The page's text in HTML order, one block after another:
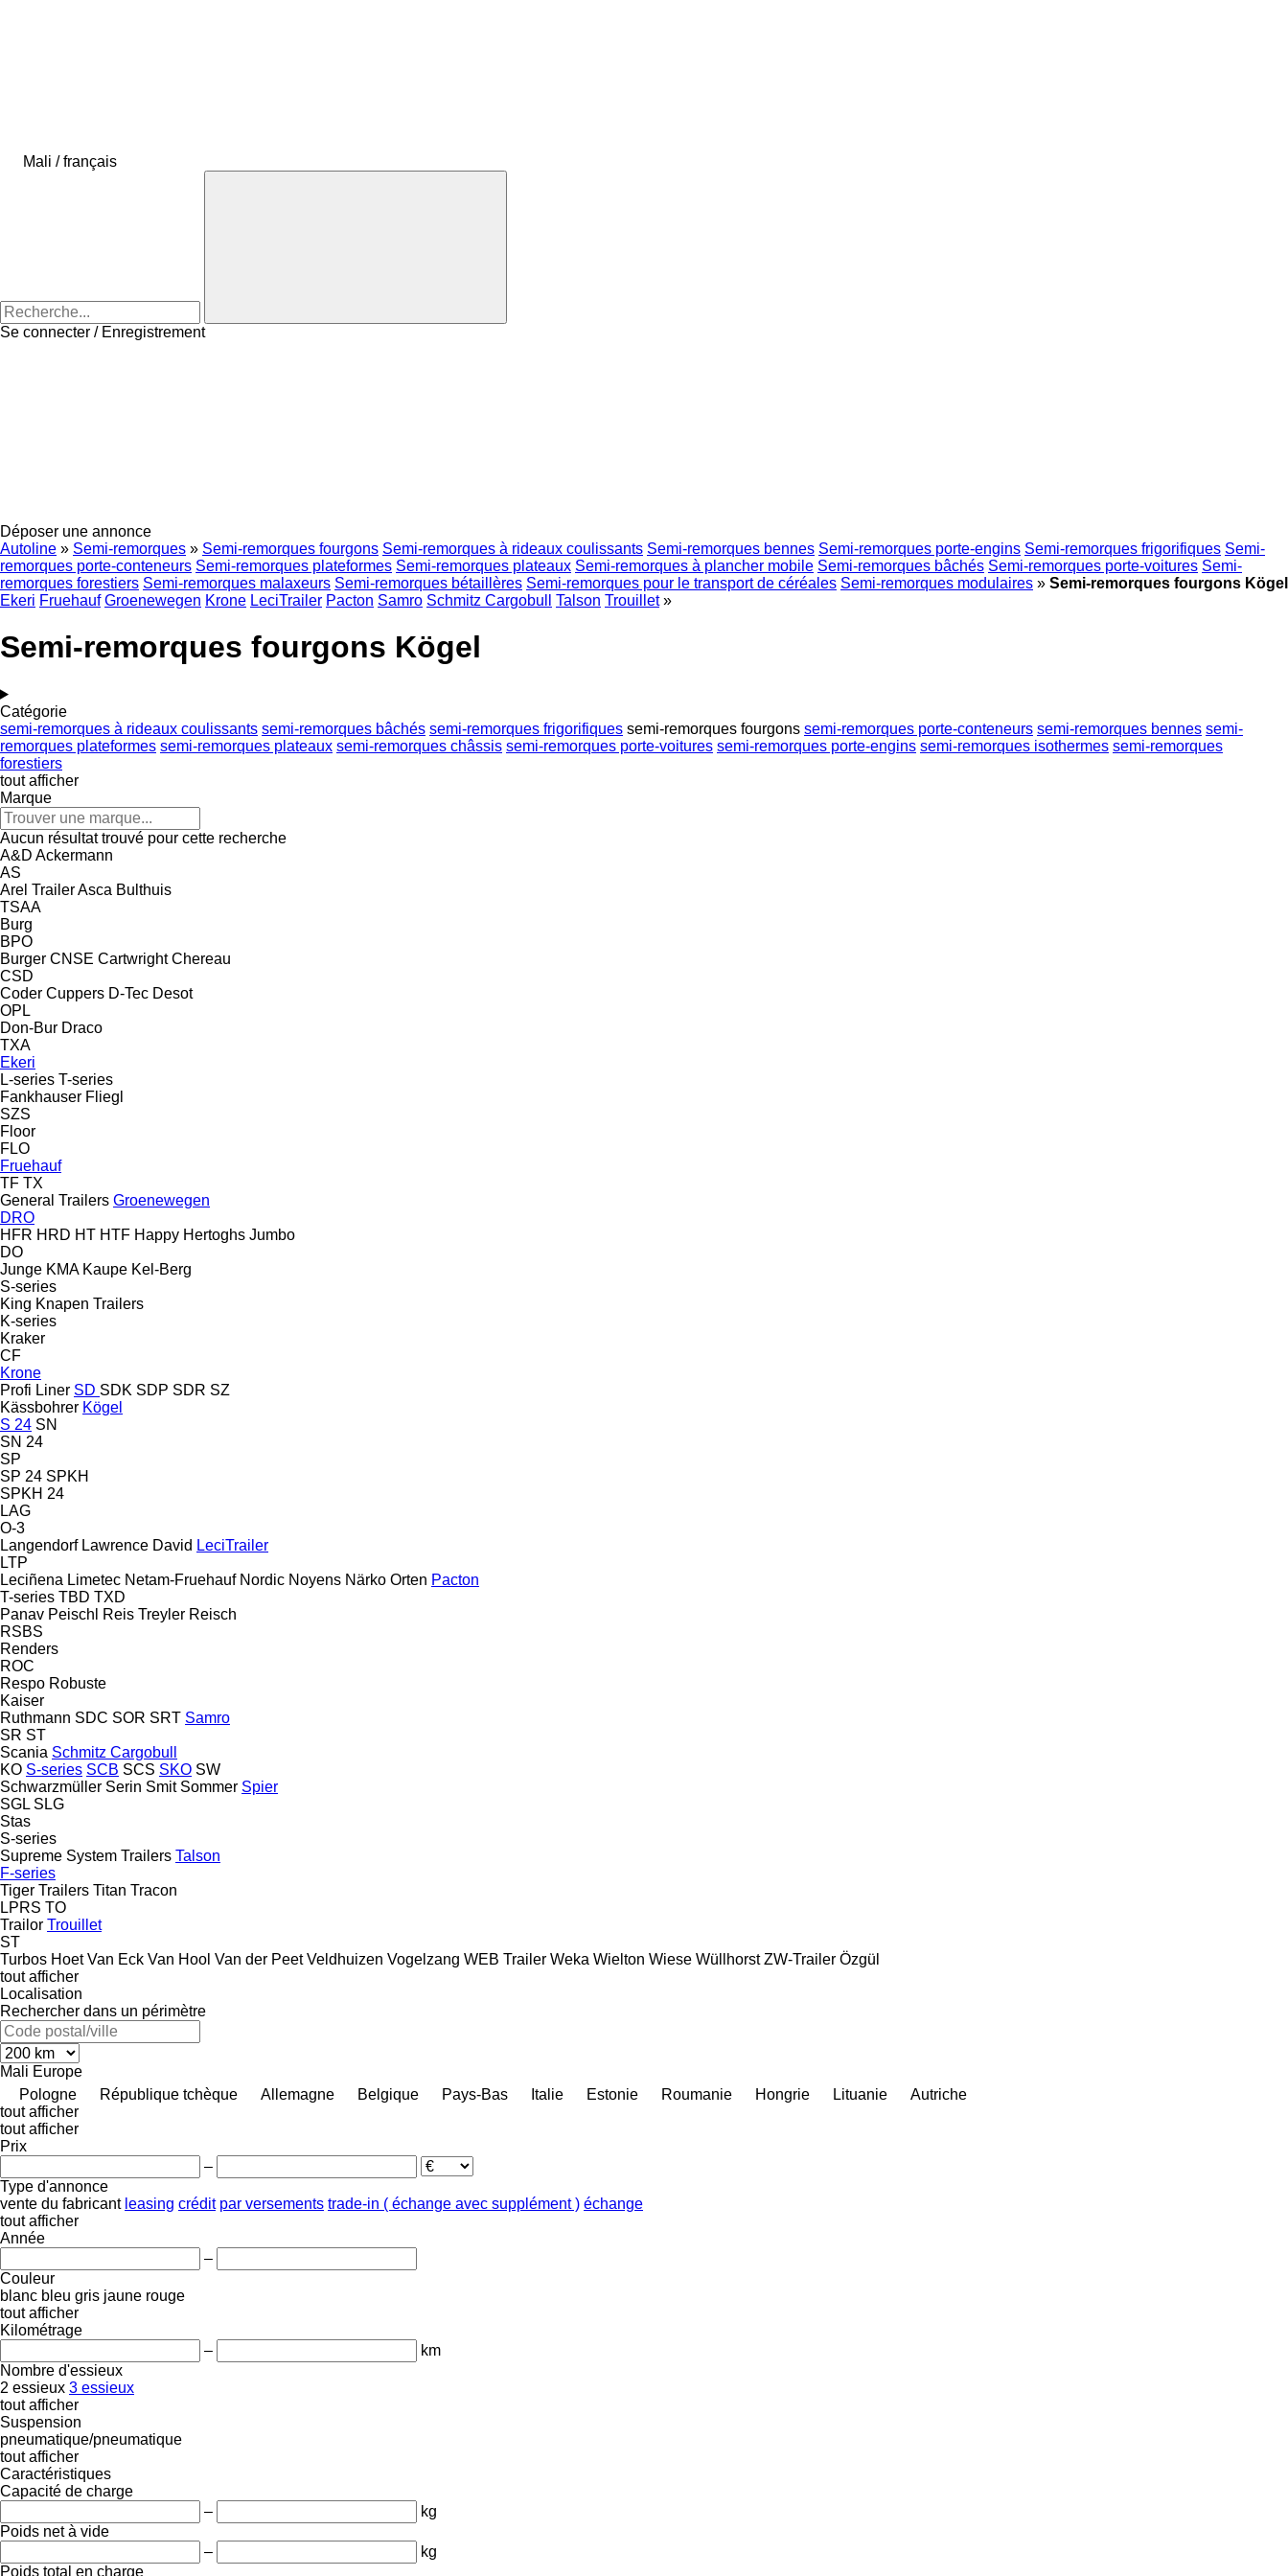
Mali / français
Se connecter / Enregistrement
Déposer une annonce
Autoline » Semi-remorques » Semi-remorques fourgons Semi-remorques à rideaux coulissants Semi-remorques bennes Semi-remorques porte-engins Semi-remorques frigorifiques Semi-
remorques porte-conteneurs Semi-remorques plateformes Semi-remorques plateaux Semi-remorques à plancher mobile Semi-remorques bâchés Semi-remorques porte-voitures Semi-
remorques forestiers Semi-remorques malaxeurs Semi-remorques bétaillères Semi-remorques pour le transport de céréales Semi-remorques modulaires » Semi-remorques fourgons Kögel
Ekeri Fruehauf Groenewegen Krone LeciTrailer Pacton Samro Schmitz Cargobull Talson Trouillet »
Semi-remorques fourgons Kögel
Catégorie
semi-remorques à rideaux coulissants semi-remorques bâchés semi-remorques frigorifiques semi-remorques fourgons semi-remorques porte-conteneurs semi-remorques bennes semi-
remorques plateformes semi-remorques plateaux semi-remorques châssis semi-remorques porte-voitures semi-remorques porte-engins semi-remorques isothermes semi-remorques
forestiers
tout afficher
Marque
Aucun résultat trouvé pour cette recherche
A&D Ackermann
AS
Arel TrailerAsca Bulthuis
TSAA
Burg
BPO
Burger CNSE Cartwright Chereau
CSD
Coder Cuppers D-Tec Desot
OPL
Don-Bur Draco
TXA
Ekeri
L-series T-series
Fankhauser Fliegl
SZS
Floor
FLO
Fruehauf
TF TX
General Trailers Groenewegen
DRO
HFR HRD HT HTF Happy Hertoghs Jumbo
DO
Junge KMA Kaupe Kel-Berg
S-series
King Knapen Trailers
K-series
Kraker
CF
Krone
Profi Liner SD SDK SDP SDR SZ
Kässbohrer Kögel
S 24 SN
SN 24
SP
SP 24 SPKH
SPKH 24
LAG
O-3
Langendorf Lawrence David LeciTrailer
LTP
Leciñena Limetec Netam-Fruehauf Nordic Noyens Närko Orten Pacton
T-series TBD TXD
Panav Peischl Reis Treyler Reisch
RSBS
Renders
ROC
Respo Robuste
Kaiser
Ruthmann SDC SOR SRT Samro
SR ST
Scania Schmitz Cargobull
KO S-series SCB SCS SKO SW
Schwarzmüller Serin Smit Sommer Spier
SGL SLG
Stas
S-series
Supreme System Trailers Talson
F-series
Tiger Trailers Titan Tracon
LPRS TO
Trailor Trouillet
ST
Turbos Hoet Van Eck Van Hool Van der Peet Veldhuizen Vogelzang WEB Trailer Weka Wielton Wiese Wüllhorst ZW-Trailer Özgül
tout afficher
Localisation
Rechercher dans un périmètre
Mali Europe
Pologne
République tchèque Allemagne Belgique Pays-Bas Italie Estonie Roumanie Hongrie Lituanie
Autriche
tout afficher
tout afficher
Prix
–
Type d'annonce
vente du fabricant leasing crédit par versements trade-in ( échange avec supplément ) échange
tout afficher
Année
–
Couleur
blanc bleu gris jaune rouge
tout afficher
Kilométrage
–
km
Nombre d'essieux
2 essieux 3 essieux
tout afficher
Suspension
pneumatique/pneumatique
tout afficher
Caractéristiques
Capacité de charge
–
kg
Poids net à vide
–
kg
Poids total en charge